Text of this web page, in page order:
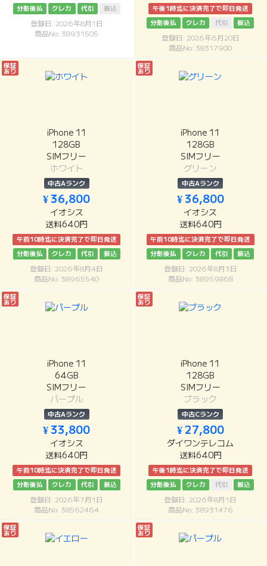
分割後払 クレカ 代引 振込
登録日: 2026年8月1日
商品No: 38931505
午後1時迄に決済完了で即日発送
分割後払
クレカ 代引 振込
登録日: 2026年6月20日
商品No: 38317900
保証
あり
iPhone 11
128GB
SIMフリー
ホワイト
中古Aランク
¥ 36,800
イオシス
送料640円
午前10時迄に決済完了で即日発送
分割後払
クレカ 代引 振込
登録日: 2026年8月4日
商品No: 38965540
保証
あり
iPhone 11
128GB
SIMフリー
グリーン
中古Aランク
¥ 36,800
イオシス
送料640円
午前10時迄に決済完了で即日発送
分割後払
クレカ 代引 振込
登録日: 2026年8月3日
商品No: 38959868
保証
あり
iPhone 11
64GB
SIMフリー
パープル
中古Aランク
¥ 33,800
イオシス
送料640円
午前10時迄に決済完了で即日発送
分割後払
クレカ 代引 振込
登録日: 2026年7月1日
商品No: 38562464
保証
あり
iPhone 11
128GB
SIMフリー
ブラック
中古Cランク
¥ 27,800
ダイワンテレコム
送料640円
午後1時迄に決済完了で即日発送
分割後払
クレカ 代引 振込
登録日: 2026年8月1日
商品No: 38931476
保証
あり
保証
あり